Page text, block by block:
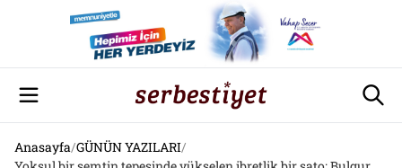
Anasayfa/GÜNÜN YAZILARI/